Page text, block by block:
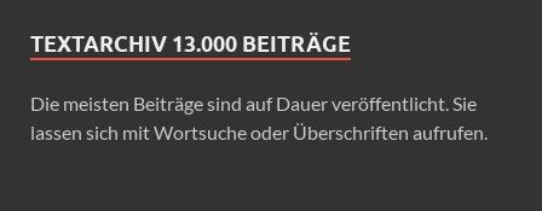
TEXTARCHIV 13.000 BEITRÄGE
Die meisten Beiträge sind auf Dauer veröffentlicht. Sie
lassen sich mit Wortsuche oder Überschriften aufrufen.